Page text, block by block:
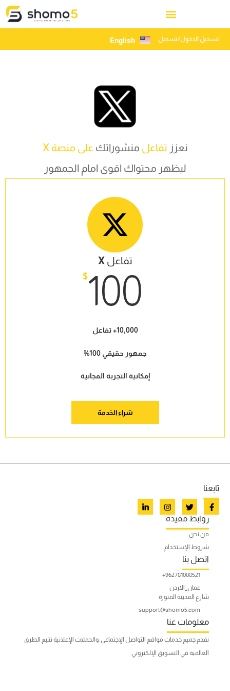
تسجيل الدخول/تسجيل English
تفاعلX
$100
10,000+ تفاعل
جمهور حقيقي 100%
إمكانية التجربة المجانية
شراء الخدمة
نعزز تفاعل منشوراتك على منصة X
ليظهر محتواك اقوى امام الجمهور
معلومات عنا
نقدم جميع خدمات مواقع التواصل الإجتماعي .والحملات الإعلانية نتـبع الطرق
العالمية في التسويق الإلكتروني
اتصل بنا
عمان_الاردن
شارع المدينة المنورة
روابط مفيدة
من نحن
شروط الإستخدام
تابعنا